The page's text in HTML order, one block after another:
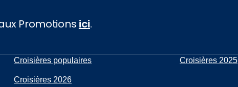
Promotions ici.
Croisières populaires Croisières 2025
Croisières 2026